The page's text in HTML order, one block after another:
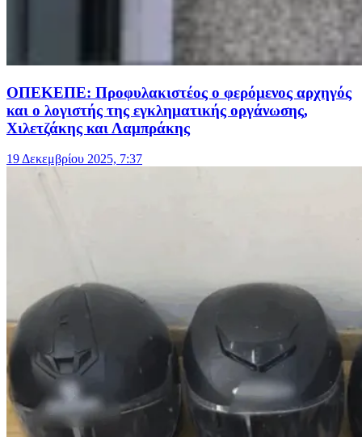
ΟΠΕΚΕΠΕ: Προφυλακιστέος ο φερόμενος αρχηγός
και ο λογιστής της εγκληματικής οργάνωσης,
Χιλετζάκης και Λαμπράκης
19 Δεκεμβρίου 2025, 7:37